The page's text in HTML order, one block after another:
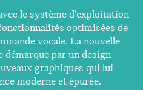
le système d’exploitation
optimisées de
vocale. La nouvelle
par un design
graphiques qui lui
moderne et épurée.